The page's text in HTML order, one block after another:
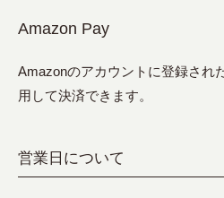
Amazon Pay
Amazonのアカウントに登録され
用して決済できます。
営業日について